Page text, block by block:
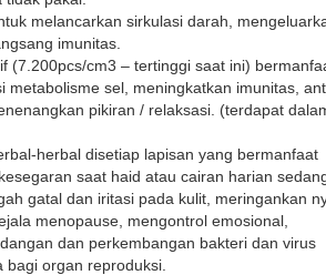
melancarkan sirkulasi darah,
imunitas.
(7.200pcs/cm3 – tertinggi saat ini)
metabolisme sel, meningkatkan imunitas,
pikiran / relaksasi. (terdapat
herbal disetiap lapisan yang bermanfaat
saat haid atau cairan harian
gatal dan iritasi pada kulit, meringankan
menopause, mengontrol emosional,
dan perkembangan bakteri dan virus
bagi organ reproduksi.